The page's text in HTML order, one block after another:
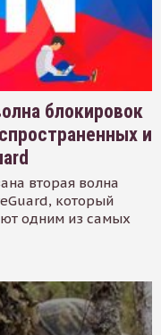
блокировок
и
вторая волна
который
одним из самых